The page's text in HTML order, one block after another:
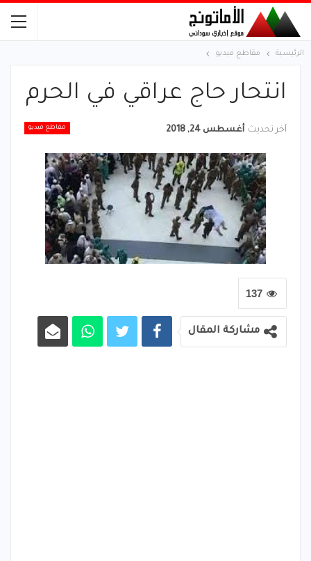
الرئيسية مقاطع فيديو
انتحار حاج عراقي في الحرم
مقاطع فيديو آخر تحديث أغسطس 24, 2018
137
مشاركة المقال